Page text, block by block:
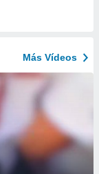
Más Vídeos